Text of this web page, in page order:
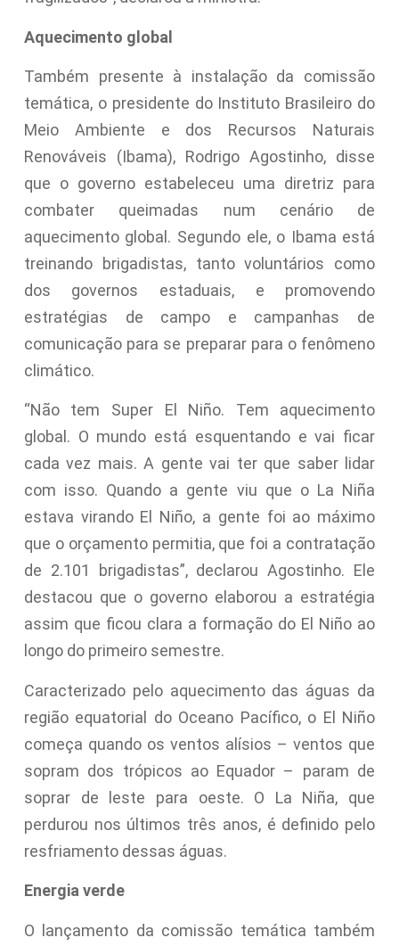
Aquecimento global
Também presente à instalação da comissão
temática, o presidente do Instituto Brasileiro do
Meio Ambiente e dos Recursos Naturais
Renováveis (Ibama), Rodrigo Agostinho, disse
que o governo estabeleceu uma diretriz para
combater queimadas num cenário de
aquecimento global. Segundo ele, o Ibama está
treinando brigadistas, tanto voluntários como
dos governos estaduais, e promovendo
estratégias de campo e campanhas de
comunicação para se preparar para o fenômeno
climático.
“Não tem Super El Niño. Tem aquecimento
global. O mundo está esquentando e vai ficar
cada vez mais. A gente vai ter que saber lidar
com isso. Quando a gente viu que o La Niña
estava virando El Niño, a gente foi ao máximo
que o orçamento permitia, que foi a contratação
de 2.101 brigadistas”, declarou Agostinho. Ele
destacou que o governo elaborou a estratégia
assim que ficou clara a formação do El Niño ao
longo do primeiro semestre.
Caracterizado pelo aquecimento das águas da
região equatorial do Oceano Pacífico, o El Niño
começa quando os ventos alísios – ventos que
sopram dos trópicos ao Equador – param de
soprar de leste para oeste. O La Niña, que
perdurou nos últimos três anos, é definido pelo
resfriamento dessas águas.
Energia verde
O lançamento da comissão temática também